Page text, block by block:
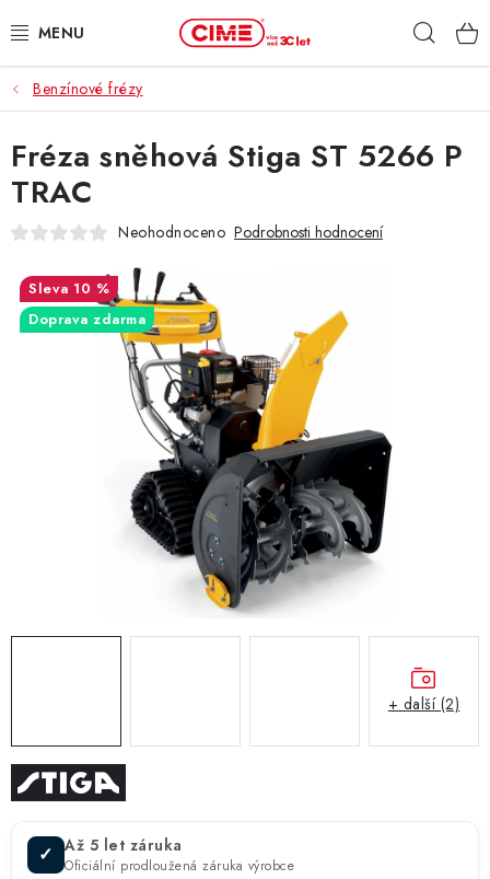
na
ZAHRADA, LES
DÍLNA, STAVBA
MILWAUKEE
ELEKTROMOBILITA
PROFI STROJE
OCHRANA OSOBNÍCH ÚDAJŮ
OBCHODNÍ PODMÍNKY
DOPRAVA A PLATBA
Benzínové frézy
✓ Až 5 let záruka
Oficiální prodloužená záruka výrobce
Fréza sněhová Stiga ST 5266 P
TRAC
Neohodnoceno Podrobnosti hodnocení
10 %
Doprava zdarma
+ další (2)